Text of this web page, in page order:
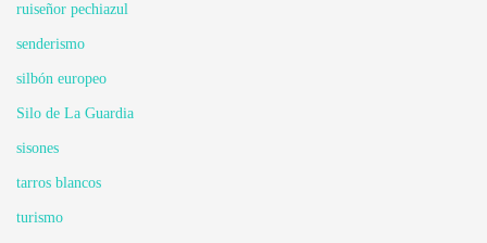
ruiseñor pechiazul
senderismo
silbón europeo
Silo de La Guardia
sisones
tarros blancos
turismo